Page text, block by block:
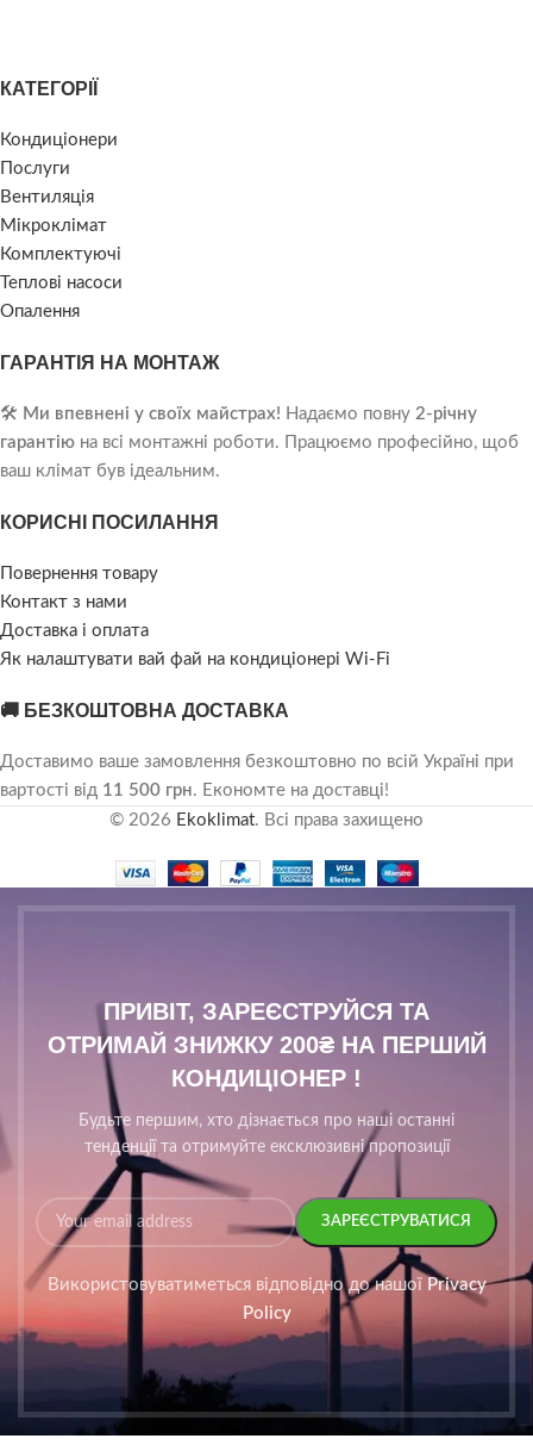
КАТЕГОРІЇ
Кондиціонери
Послуги
Вентиляція
Мікроклімат
Комплектуючі
Теплові насоси
Опалення
ГАРАНТІЯ НА МОНТАЖ
🛠️ Ми впевнені у своїх майстрах! Надаємо повну 2-річну
гарантію на всі монтажні роботи. Працюємо професійно, щоб
ваш клімат був ідеальним.
КОРИСНІ ПОСИЛАННЯ
Повернення товару
Контакт з нами
Доставка і оплата
Як налаштувати вай фай на кондиціонері Wi-Fi
🚚 БЕЗКОШТОВНА ДОСТАВКА
Доставимо ваше замовлення безкоштовно по всій Україні при
вартості від 11 500 грн. Економте на доставці!
© 2026 Ekoklimat. Всі права захищено
ПРИВІТ, ЗАРЕЄСТРУЙСЯ ТА
ОТРИМАЙ ЗНИЖКУ 200₴ НА ПЕРШИЙ
КОНДИЦІОНЕР !
Будьте першим, хто дізнається про наші останні
тенденції та отримуйте ексклюзивні пропозиції
Використовуватиметься відповідно до нашої Privacy
Policy